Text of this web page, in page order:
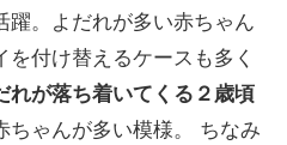
躍。よだれが多い赤ちゃん
付け替えるケースも多く
れが落ち着いてくる２歳頃
ちゃんが多い模様。 ちなみ